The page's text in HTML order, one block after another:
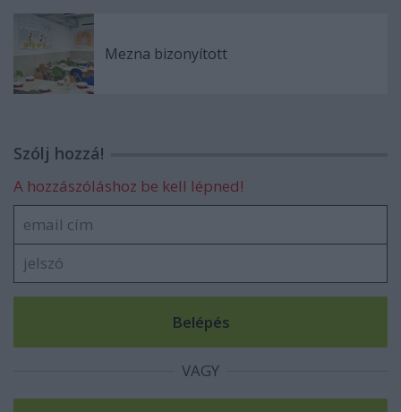
Mezna bizonyított
Szólj hozzá!
A hozzászóláshoz be kell lépned!
VAGY